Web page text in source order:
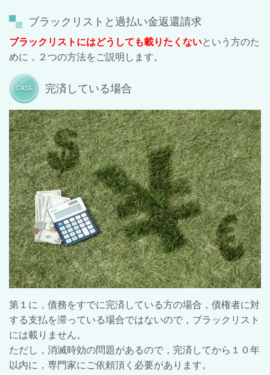
ブラックリストと過払い金返還請求
ブラックリストにはどうしても載りたくないという方のた
めに，２つの方法をご説明します。
完済している場合
第１に，債務をすでに完済している方の場合，債権者に対
する支払を滞っている場合ではないので，ブラックリスト
には載りません。
ただし，消滅時効の問題があるので，完済してから１０年
以内に，専門家にご依頼頂く必要があります。